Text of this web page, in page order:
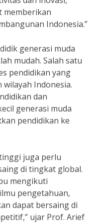
memberikan
Indonesia.”
generasi muda
mudah. Salah satu
pendidikan yang
Indonesia.
dan
generasi muda
pendidikan ke
juga perlu
di tingkat global.
mengikuti
pengetahuan,
dapat bersaing di
ujar Prof. Arief